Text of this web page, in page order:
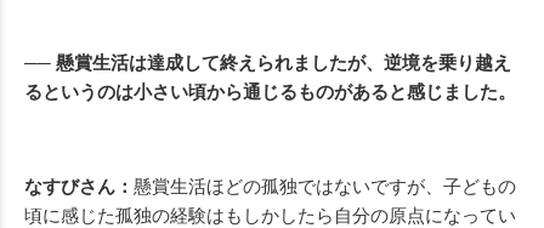
── 懸賞生活は達成して終えられましたが、逆境を乗り越え
るというのは小さい頃から通じるものがあると感じました。
なすびさん： 懸賞生活ほどの孤独ではないですが、子どもの
頃に感じた孤独の経験はもしかしたら自分の原点になってい